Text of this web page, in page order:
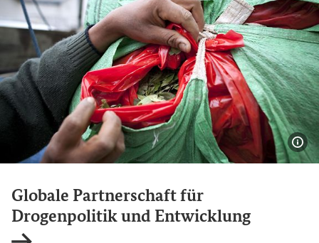
Globale Partnerschaft für
Drogenpolitik und Entwicklung